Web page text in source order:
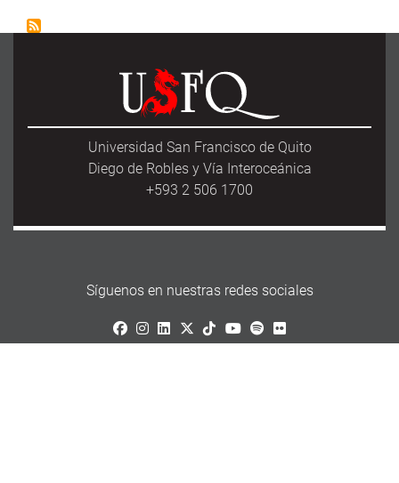
Universidad San Francisco de Quito
Diego de Robles y Vía Interoceánica
+593 2 506 1700
Síguenos en nuestras redes sociales